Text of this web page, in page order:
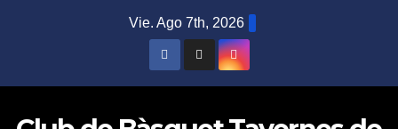
Vie. Ago 7th, 2026